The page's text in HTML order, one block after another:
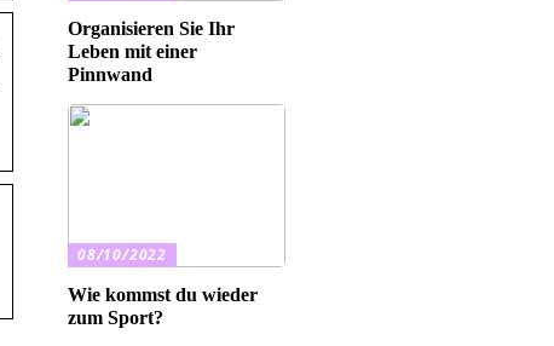
Organisieren Sie Ihr
Leben mit einer
Pinnwand
08/10/2022
Wie kommst du wieder
zum Sport?